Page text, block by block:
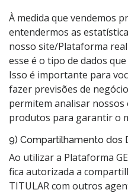
À medida que vendemos
entendermos as
nosso site/Plataforma
esse é o tipo de dados
Isso é importante para
fazer previsões de
permitem analisar nossos
produtos para garantir o
9) Compartilhamento dos
Ao utilizar a Plataforma
fica autorizada a
TITULAR com outros